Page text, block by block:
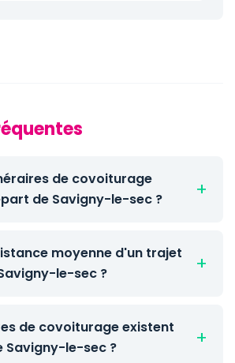
de covoiturage
de Savigny-le-sec ?
moyenne d'un trajet
le-sec ?
de covoiturage existent
Savigny-le-sec ?